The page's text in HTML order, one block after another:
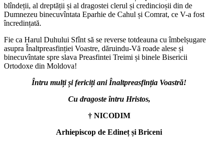
blîndeții, al dreptății și al dragostei clerul și credincioșii din de
Dumnezeu binecuvîntata Eparhie de Cahul și Comrat, ce V-a fost
încredințată.
Fie ca Harul Duhului Sfînt să se reverse totdeauna cu îmbelșugare
asupra Înaltpreasfinției Voastre, dăruindu-Vă roade alese și
binecuvîntate spre slava Preasfintei Treimi și binele Bisericii
Ortodoxe din Moldova!
Întru mulți și fericiți ani Înaltpreasfinția Voastră!
Cu dragoste întru Hristos,
† NICODIM
Arhiepiscop de Edineț și Briceni